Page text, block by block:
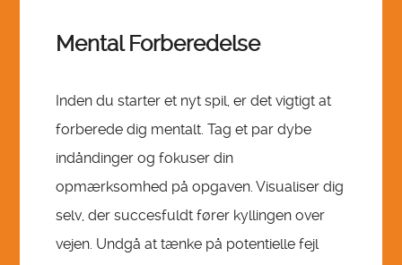
Mental Forberedelse
Inden du starter et nyt spil, er det vigtigt at
forberede dig mentalt. Tag et par dybe
indåndinger og fokuser din
opmærksomhed på opgaven. Visualiser dig
selv, der succesfuldt fører kyllingen over
vejen. Undgå at tænke på potentielle fejl